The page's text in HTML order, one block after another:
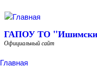
Перейти к основному
ГАПОУ ТО
Официальный сайт
Главная